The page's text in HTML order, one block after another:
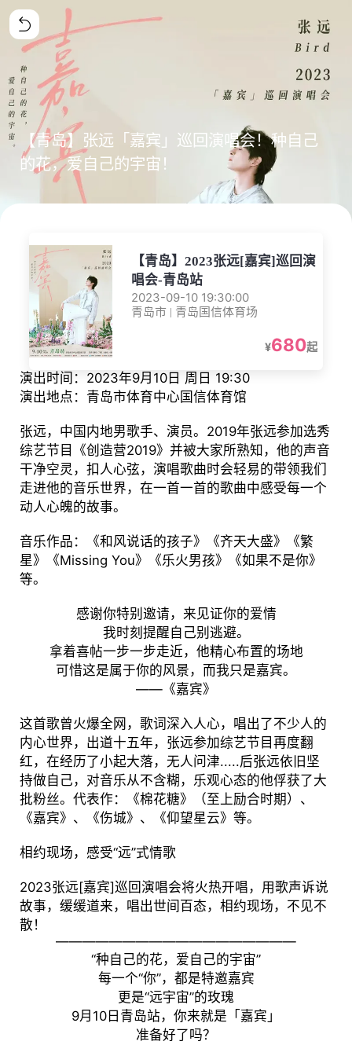
【青岛】张远「嘉宾」巡回演唱会！种自己
的花，爱自己的宇宙！
【青岛】2023张远[嘉宾]巡回演
唱会-青岛站
2023-09-10 19:30:00
青岛市 | 青岛国信体育场
¥680起
演出时间：2023年9月10日 周日 19:30
演出地点：青岛市体育中心国信体育馆
张远，中国内地男歌手、演员。2019年张远参加选秀
综艺节目《创造营2019》并被大家所熟知，他的声音
干净空灵，扣人心弦，演唱歌曲时会轻易的带领我们
走进他的音乐世界，在一首一首的歌曲中感受每一个
动人心魄的故事。
音乐作品：《和风说话的孩子》《齐天大盛》《繁
星》《Missing You》《乐火男孩》《如果不是你》
等。
感谢你特别邀请，来见证你的爱情
我时刻提醒自己别逃避。
拿着喜帖一步一步走近，他精心布置的场地
可惜这是属于你的风景，而我只是嘉宾。
——《嘉宾》
这首歌曾火爆全网，歌词深入人心，唱出了不少人的
内心世界，出道十五年，张远参加综艺节目再度翻
红，在经历了小起大落，无人问津.....后张远依旧坚
持做自己，对音乐从不含糊，乐观心态的他俘获了大
批粉丝。代表作：《棉花糖》（至上励合时期）、
《嘉宾》、《伤城》、《仰望星云》等。
相约现场，感受“远”式情歌
2023张远[嘉宾]巡回演唱会将火热开唱，用歌声诉说
故事，缓缓道来，唱出世间百态，相约现场，不见不
散！
——————————————————
“种自己的花，爱自己的宇宙”
每一个“你”，都是特邀嘉宾
更是“远宇宙”的玫瑰
9月10日青岛站，你来就是「嘉宾」
准备好了吗？